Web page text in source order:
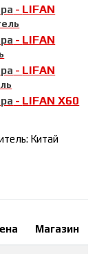
- LIFAN
- LIFAN
- LIFAN
- LIFAN Х60
Китай
Магазин